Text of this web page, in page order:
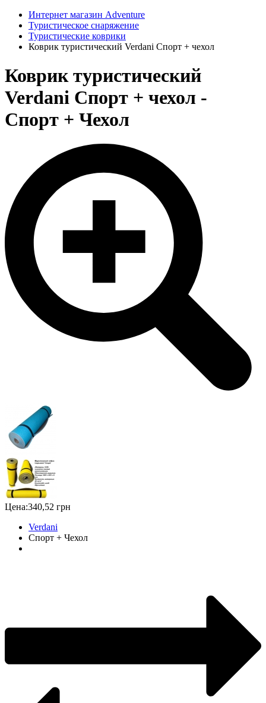
Интернет магазин Adventure
Туристическое снаряжение
Туристические коврики
Коврик туристический Verdani Спорт + чехол
Коврик туристический
Verdani Спорт + чехол -
Спорт + Чехол
Цена:340,52 грн
Verdani
Спорт + Чехол